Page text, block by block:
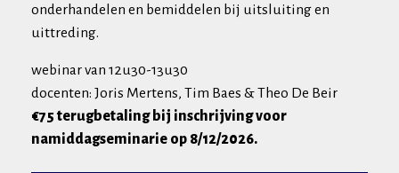
onderhandelen en bemiddelen bij uitsluiting en
uittreding.
webinar van 12u30-13u30
docenten: Joris Mertens, Tim Baes & Theo De Beir
€75 terugbetaling bij inschrijving voor
namiddagseminarie op 8/12/2026.